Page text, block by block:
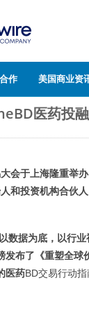
作 美国商业资
医药投
会于上海隆重举
和投资机构合伙
数据为底，以行
布了《重塑全
医药BD交易行动